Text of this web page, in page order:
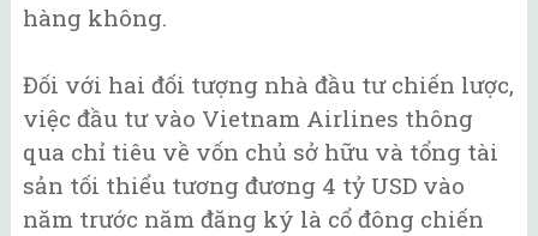
hàng không.
Đối với hai đối tượng nhà đầu tư chiến lược,
việc đầu tư vào Vietnam Airlines thông
qua chỉ tiêu về vốn chủ sở hữu và tổng tài
sản tối thiểu tương đương 4 tỷ USD vào
năm trước năm đăng ký là cổ đông chiến